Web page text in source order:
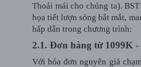
Thoải mái cho chúng ta).
họa tiết lượn sóng bắt mắt,
hấp dẫn trong chương trình:
2.1. Đơn hàng từ 1099K -
Với hóa đơn nguyên giá